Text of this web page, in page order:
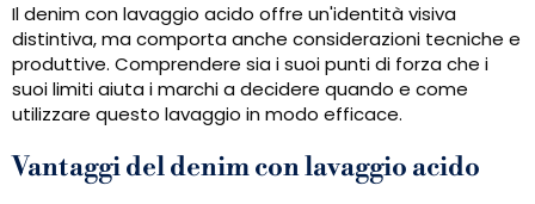
Il denim con lavaggio acido offre un'identità visiva
distintiva, ma comporta anche considerazioni tecniche e
produttive. Comprendere sia i suoi punti di forza che i
suoi limiti aiuta i marchi a decidere quando e come
utilizzare questo lavaggio in modo efficace.
Vantaggi del denim con lavaggio acido